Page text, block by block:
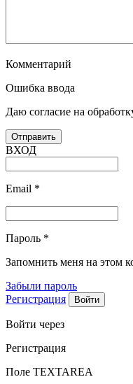
Комментарий
Ошибка ввода
Даю согласие на
ВХОД
Email *
Пароль *
Запомнить меня на этом
Забыли пароль
Регистрация
Войти через
Регистрация
Поле TEXTAREA